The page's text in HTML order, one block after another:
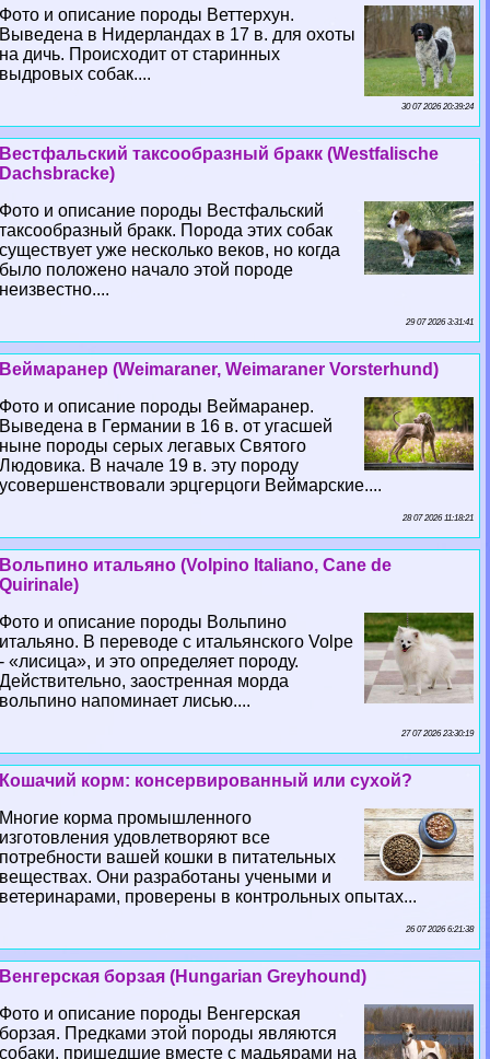
Фото и описание породы Веттерхун.
Выведена в Нидерландах в 17 в. для охоты
на дичь. Происходит от старинных
выдровых собак....
30 07 2026 20:39:24
Вестфальский таксообразный бpaкк (Westfalische
Dachsbracke)
Фото и описание породы Вестфальский
таксообразный бpaкк. Порода этих собак
существует уже несколько веков, но когда
было положено начало этой породе
неизвестно....
29 07 2026 3:31:41
Веймаранер (Weimaraner, Weimaraner Vorsterhund)
Фото и описание породы Веймаранер.
Выведена в Германии в 16 в. от угасшей
ныне породы серых легавых Святого
Людовика. В начале 19 в. эту породу
усовершенствовали эрцгерцоги Веймарские....
28 07 2026 11:18:21
Вольпино итальяно (Volpino Italiano, Cane de
Quirinale)
Фото и описание породы Вольпино
итальяно. В переводе с итальянского Volpe
- «лисица», и это определяет породу.
Действительно, заостренная морда
вольпино напоминает лисью....
27 07 2026 23:30:19
Кошачий корм: консервированный или сухой?
Многие корма промышленного
изготовления удовлетворяют все
потребности вашей кошки в питательных
веществах. Они разработаны учеными и
ветеринарами, проверены в контрольных опытах...
26 07 2026 6:21:38
Венгерская борзая (Hungarian Greyhound)
Фото и описание породы Венгерская
борзая. Предками этой породы являются
собаки, пришедшие вместе с мадьярами на